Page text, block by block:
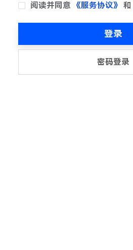
阅读并同意 《服务协议》 和
登录
密码登录